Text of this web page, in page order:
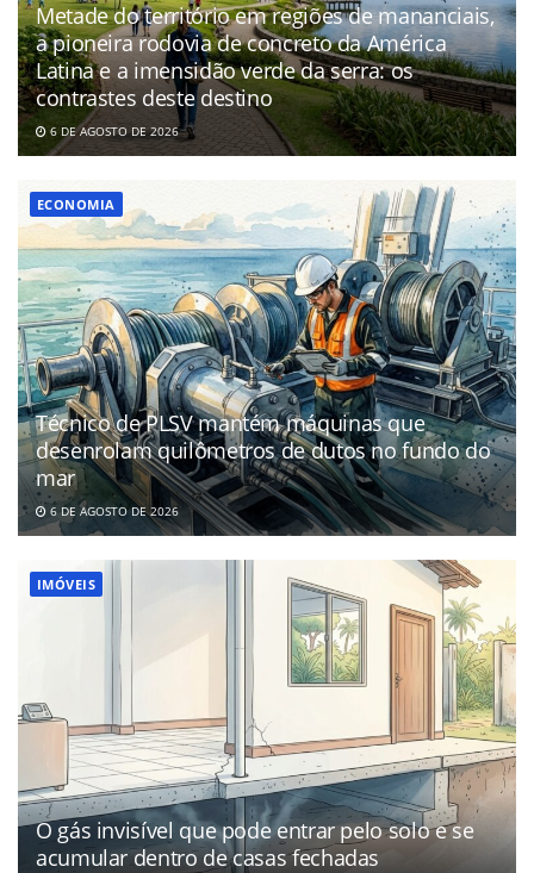
Metade do território em regiões de mananciais,
a pioneira rodovia de concreto da América
Latina e a imensidão verde da serra: os
contrastes deste destino
6 DE AGOSTO DE 2026
ECONOMIA
Técnico de PLSV mantém máquinas que
desenrolam quilômetros de dutos no fundo do
mar
6 DE AGOSTO DE 2026
IMÓVEIS
O gás invisível que pode entrar pelo solo e se
acumular dentro de casas fechadas